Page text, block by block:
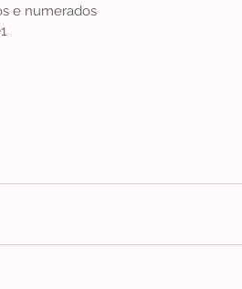
e numerados